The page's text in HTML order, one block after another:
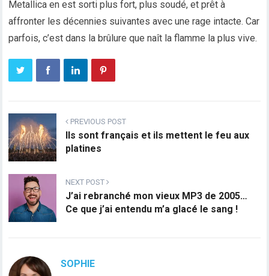
Metallica en est sorti plus fort, plus soudé, et prêt à
affronter les décennies suivantes avec une rage intacte. Car
parfois, c’est dans la brûlure que naît la flamme la plus vive.
PREVIOUS POST
Ils sont français et ils mettent le feu aux
platines
NEXT POST
J’ai rebranché mon vieux MP3 de 2005…
Ce que j’ai entendu m’a glacé le sang !
SOPHIE